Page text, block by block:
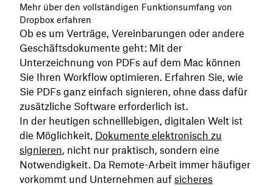
Mehr über den vollständigen Funktionsumfang von
Dropbox erfahren
Ob es um Verträge, Vereinbarungen oder andere
Geschäftsdokumente geht: Mit der
Unterzeichnung von PDFs auf dem Mac können
Sie Ihren Workflow optimieren. Erfahren Sie, wie
Sie PDFs ganz einfach signieren, ohne dass dafür
zusätzliche Software erforderlich ist.
In der heutigen schnelllebigen, digitalen Welt ist
die Möglichkeit, Dokumente elektronisch zu
signieren, nicht nur praktisch, sondern eine
Notwendigkeit. Da Remote-Arbeit immer häufiger
vorkommt und Unternehmen auf sicheres